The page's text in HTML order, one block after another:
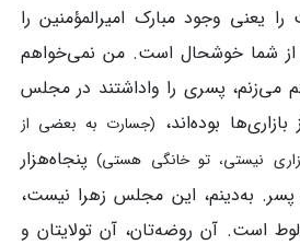
یعنی وجود مبارک امیرالمؤمنین را
از شما خوشحال است. من نمی‌خواهم
می‌زنم، پسری را واداشتند در مجلس
بوده‌اند، (جسارت به بعضی از
نیستی، تو خانگی هستی) پنجاه‌هزار
به‌دینم، این مجلس زهرا نیست،
است. آن روضه‌تان، آن تولایتان و